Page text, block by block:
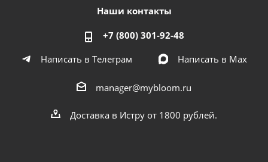
Наши контакты
+7 (800) 301-92-48
Написать в Телеграм
Написать в Мах
manager@mybloom.ru
Доставка в Истру от 1800 рублей.